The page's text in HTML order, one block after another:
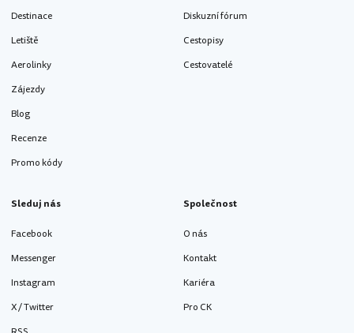
Destinace
Letiště
Aerolinky
Zájezdy
Blog
Recenze
Promo kódy
Diskuzní fórum
Cestopisy
Cestovatelé
Sleduj nás
Facebook
Messenger
Instagram
X / Twitter
Společnost
O nás
Kontakt
Kariéra
Pro CK